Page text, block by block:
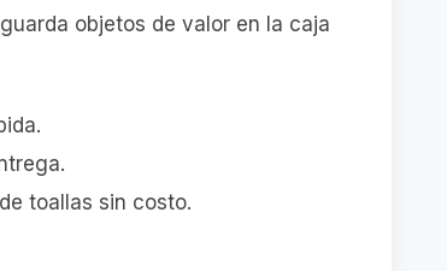
objetos de valor en la caja
toallas sin costo.